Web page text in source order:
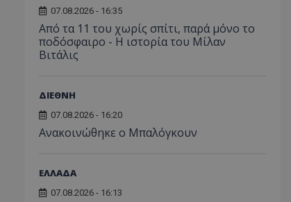
07.08.2026 - 16:35
Από τα 11 του χωρίς σπίτι, παρά μόνο το
ποδόσφαιρο - Η ιστορία του Μίλαν
Βιτάλις
ΔΙΕΘΝΗ
07.08.2026 - 16:20
Ανακοινώθηκε ο Μπαλόγκουν
ΕΛΛΑΔΑ
07.08.2026 - 16:13